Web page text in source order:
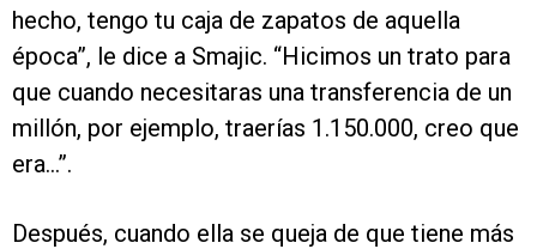
hecho, tengo tu caja de zapatos de aquella
época”, le dice a Smajic. “Hicimos un trato para
que cuando necesitaras una transferencia de un
millón, por ejemplo, traerías 1.150.000, creo que
era…”.
Después, cuando ella se queja de que tiene más